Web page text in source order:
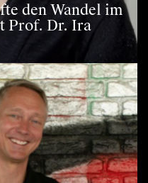
den Wandel im
Prof. Dr. Ira